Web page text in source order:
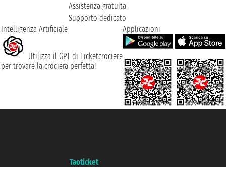
Assistenza gratuita
Supporto dedicato
Intelligenza Artificiale
Utilizza il GPT di Ticketcrociere
per trovare la crociera perfetta!
Applicazioni
Taoticket